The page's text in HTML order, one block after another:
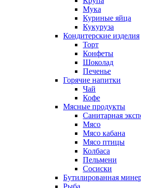
Мука
Куриные яйца
Кукуруза
Кондитерские изделия
Торт
Конфеты
Шоколад
Печенье
Горячие напитки
Чай
Кофе
Мясные продукты
Санитарная
Мясо
Мясо кабана
Мясо птицы
Колбаса
Пельмени
Сосиски
Бутилированная
Рыба